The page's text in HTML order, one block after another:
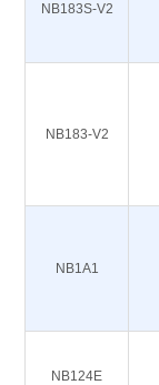
NB183S-V2
NB183-V2
NB1A1
NB124E